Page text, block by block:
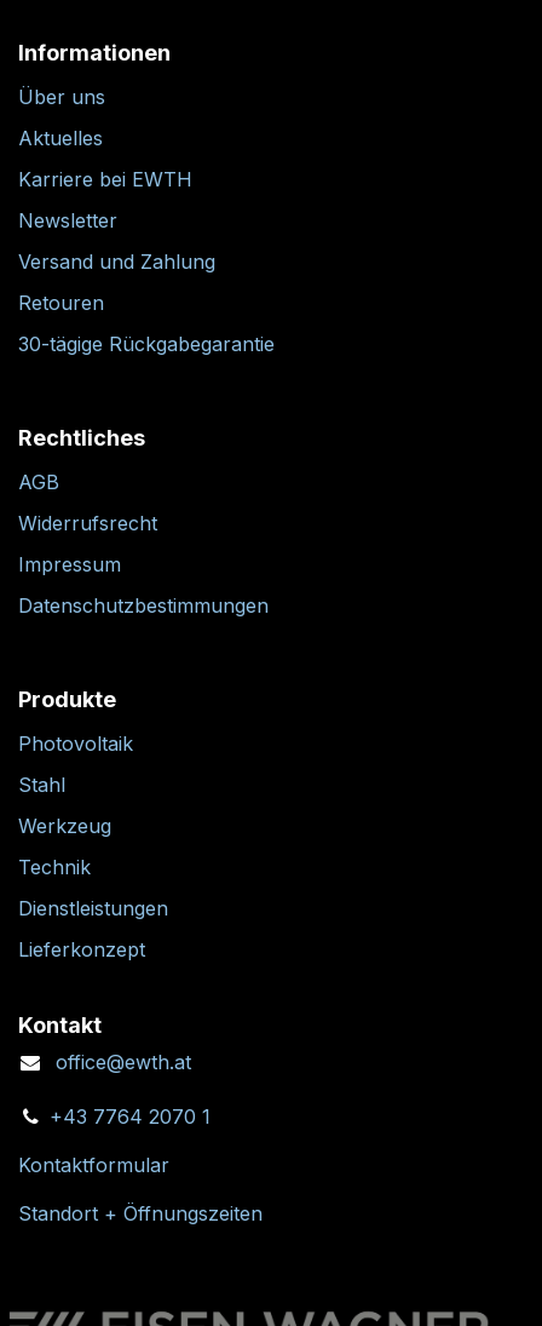
Informationen
Über uns
Aktuelles
Karriere bei EWTH
Newsletter
Versand und Zahlung
Retouren
30-tägige Rückgabegarantie
Rechtliches
AGB
Widerrufsrecht
Impressum
Datenschutzbestimmungen
Produkte
Photovoltaik
Stahl
Werkzeug
Technik
Dienstleistungen
Lieferkonzept
Kontakt
office@ewth.at
+43 7764 2070 1
Kontaktformular
Standort + Öffnungszeiten